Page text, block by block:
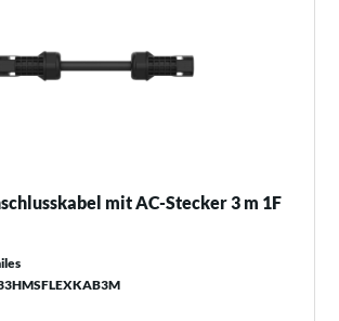
mit AC-Stecker 3 m 1F